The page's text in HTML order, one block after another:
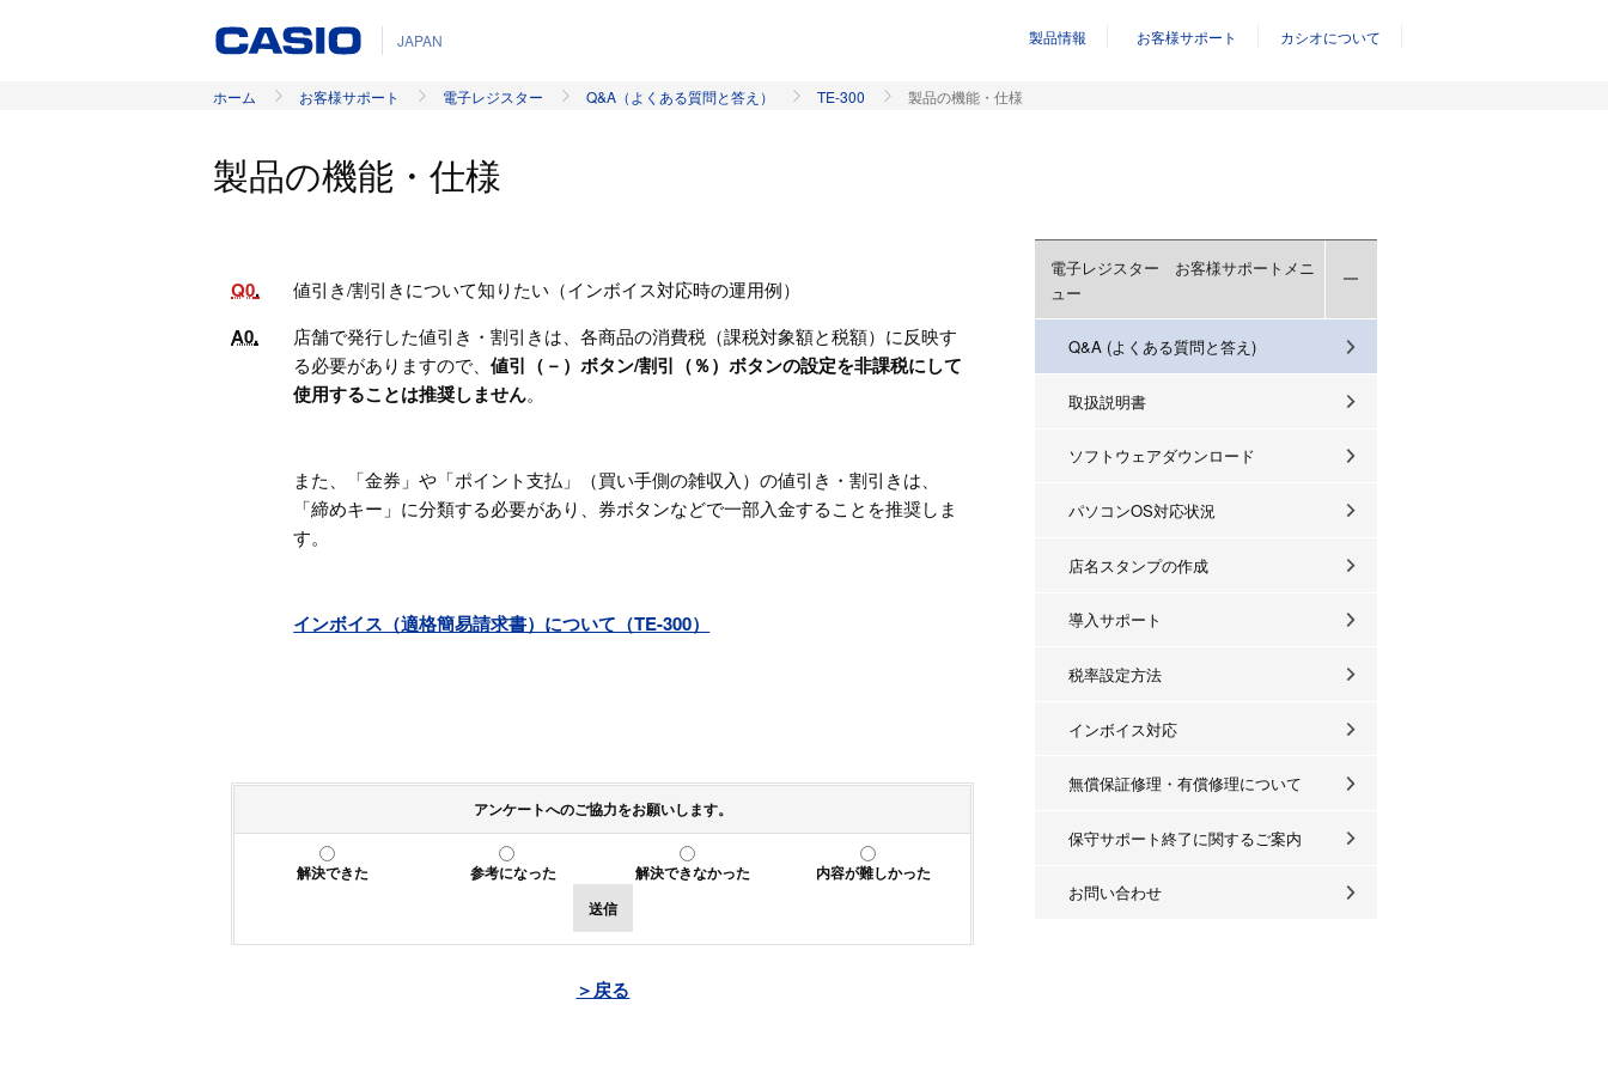
JAPAN 製品情報 お客様サポート カシオについて
ホーム お客様サポート 電子レジスター Q&A（よくある質問と答え） TE-300 製品の機能・仕様
製品の機能・仕様
Q0 値引き/割引きについて知りたい（インボイス対応時の運用例）
A0
店舗で発行した値引き・割引きは、各商品の消費税（課税対象額と税額）に反映す
る必要がありますので、値引（－）ボタン/割引（％）ボタンの設定を非課税にして
使用することは推奨しません。
また、「金券」や「ポイント支払」（買い手側の雑収入）の値引き・割引きは、
「締めキー」に分類する必要があり、券ボタンなどで一部入金することを推奨しま
す。
インボイス（適格簡易請求書）について（TE-300）
アンケートへのご協力をお願いします。
解決できた 参考になった 解決できなかった
内容が難しかった
送信
＞戻る
電子レジスター お客様サポートメニ
ュー
Q&A (よくある質問と答え)
取扱説明書
ソフトウェアダウンロード
パソコンOS対応状況
店名スタンプの作成
導入サポート
税率設定方法
インボイス対応
無償保証修理・有償修理について
保守サポート終了に関するご案内
お問い合わせ